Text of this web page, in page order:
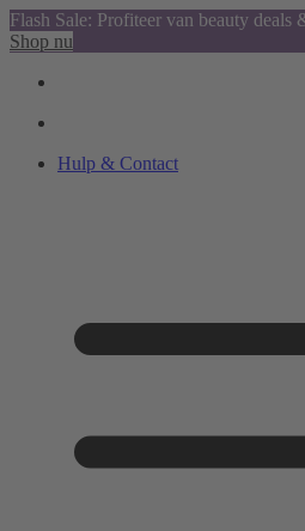
Flash Sale: Profiteer van beauty deals
Shop nu
Hulp & Contact